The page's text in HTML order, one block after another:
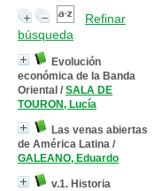
Refinar
búsqueda
Evolución
económica de la Banda
Oriental / SALA DE
TOURON, Lucía
Las venas abiertas
de América Latina /
GALEANO, Eduardo
v.1. Historia